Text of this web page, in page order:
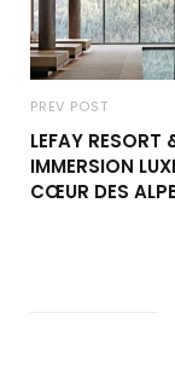
PREV POST
LEFAY RESORT
IMMERSION
CŒUR DES